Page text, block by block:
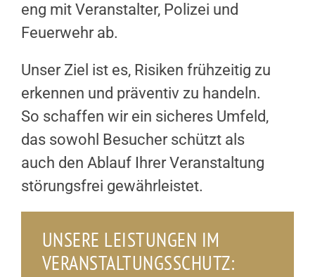
eng mit Veranstalter, Polizei und
Feuerwehr ab.
Unser Ziel ist es, Risiken frühzeitig zu
erkennen und präventiv zu handeln.
So schaffen wir ein sicheres Umfeld,
das sowohl Besucher schützt als
auch den Ablauf Ihrer Veranstaltung
störungsfrei gewährleistet.
UNSERE LEISTUNGEN IM
VERANSTALTUNGSSCHUTZ: